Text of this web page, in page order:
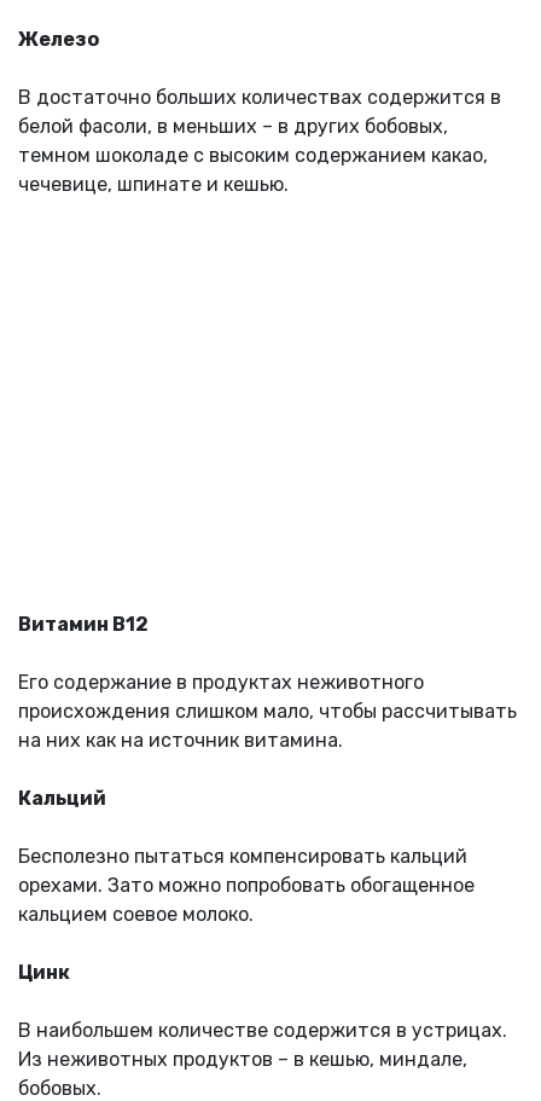
Железо
В достаточно больших количествах содержится в
белой фасоли, в меньших – в других бобовых,
темном шоколаде с высоким содержанием какао,
чечевице, шпинате и кешью.
Витамин B12
Его содержание в продуктах неживотного
происхождения слишком мало, чтобы рассчитывать
на них как на источник витамина.
Кальций
Бесполезно пытаться компенсировать кальций
орехами. Зато можно попробовать обогащенное
кальцием соевое молоко.
Цинк
В наибольшем количестве содержится в устрицах.
Из неживотных продуктов – в кешью, миндале,
бобовых.